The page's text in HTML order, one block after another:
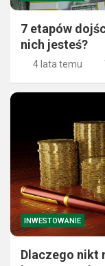
7 etapów
nich jesteś?
4 lata temu
INWESTOWANIE
Dlaczego nikt